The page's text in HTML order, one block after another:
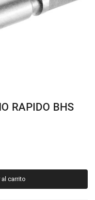
RAPIDO BHS
al carrito